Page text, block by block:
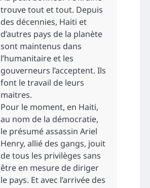
trouve tout et tout. Depuis
des décennies, Haiti et
d’autres pays de la planète
sont maintenus dans
l’humanitaire et les
gouverneurs l’acceptent. Ils
font le travail de leurs
maitres.
Pour le moment, en Haiti,
au nom de la démocratie,
le présumé assassin Ariel
Henry, allié des gangs, jouit
de tous les privilèges sans
être en mesure de diriger
le pays. Et avec l’arrivée des